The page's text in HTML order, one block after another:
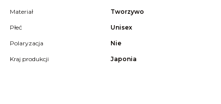
Materiał Tworzywo
Płeć Unisex
Polaryzacja Nie
Kraj produkcji Japonia